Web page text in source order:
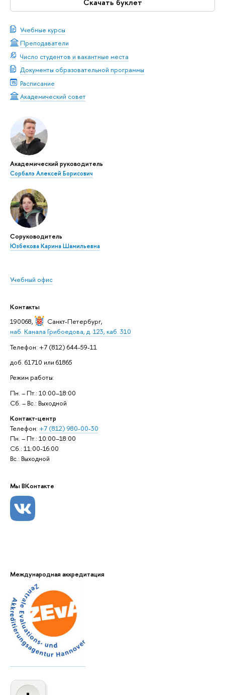
Скачать буклет
Учебные курсы
Преподаватели
Число студентов и вакантные места
Документы образовательной программы
Расписание
Академический совет
Академический руководитель
Сорбалэ Алексей Борисович
Соруководитель
Юзбекова Карина Шамильевна
Учебный офис
Контакты
190068,
Санкт-Петербург,
наб. Канала Грибоедова, д. 123, каб. 310
Телефон: +7 (812) 644-59-11
доб. 61710 или 61865
Режим работы:
Пн. – Пт.: 10:00–18:00
Сб. – Вс.: Выходной
Контакт-центр
Телефон: +7 (812) 980-00-30
Пн. – Пт.: 10:00–18:00
Сб.: 11:00-16:00
Вс.: Выходной
Мы ВКонтакте
Международная аккредитация